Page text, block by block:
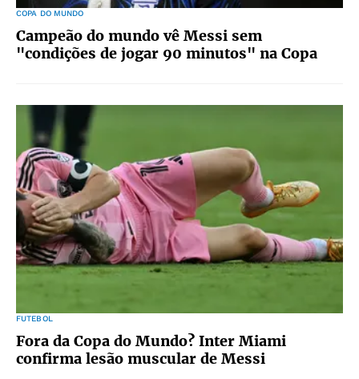
COPA DO MUNDO
Campeão do mundo vê Messi sem
"condições de jogar 90 minutos" na Copa
FUTEBOL
Fora da Copa do Mundo? Inter Miami
confirma lesão muscular de Messi